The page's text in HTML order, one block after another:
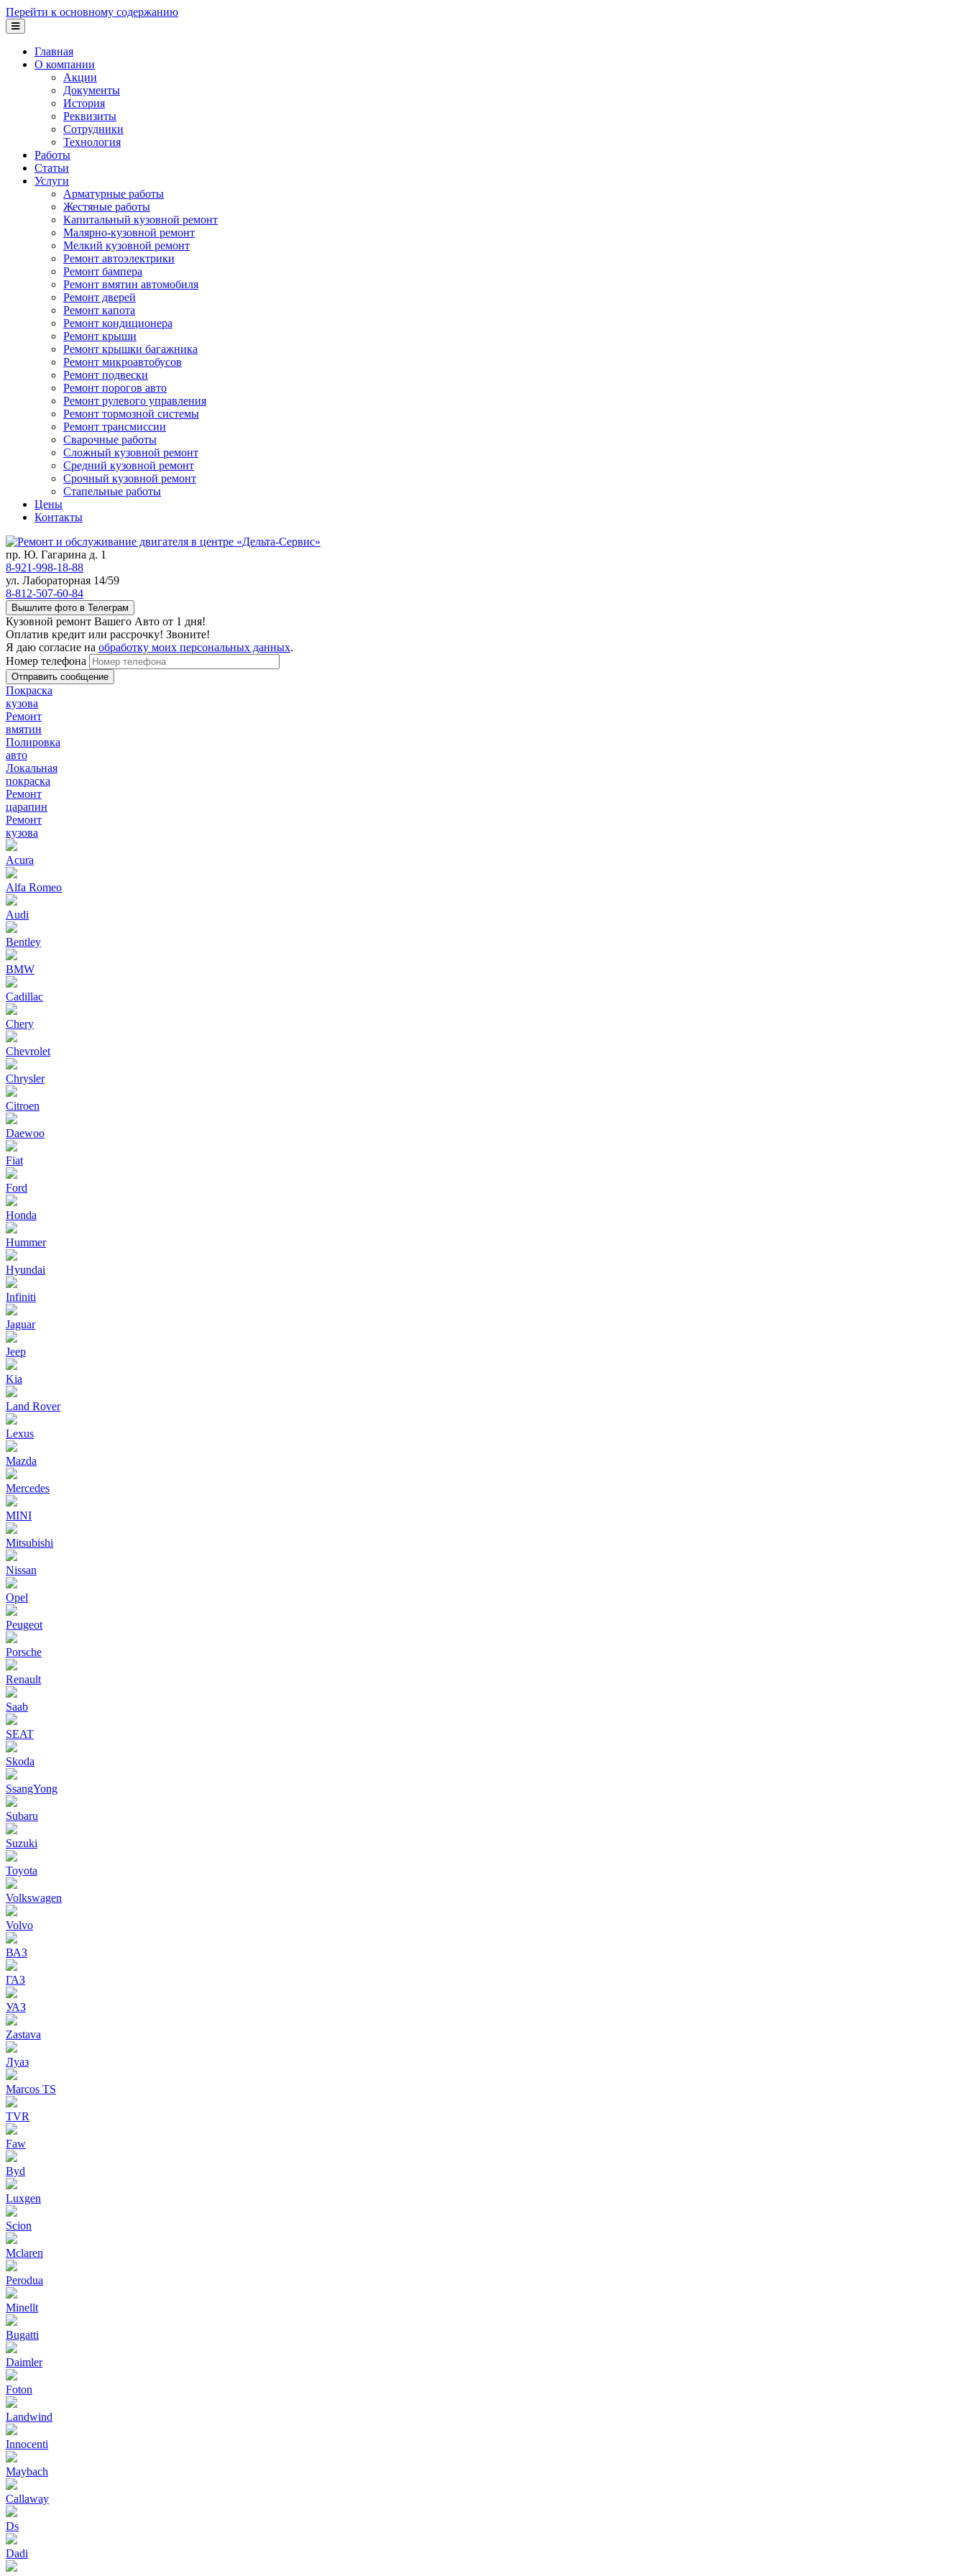
Перейти к основному содержанию
Главная
О компании
Акции
Документы
История
Реквизиты
Сотрудники
Технология
Работы
Статьи
Услуги
Арматурные работы
Жестяные работы
Капитальный кузовной ремонт
Малярно-кузовной ремонт
Мелкий кузовной ремонт
Ремонт автоэлектрики
Ремонт бампера
Ремонт вмятин автомобиля
Ремонт дверей
Ремонт капота
Ремонт кондиционера
Ремонт крыши
Ремонт крышки багажника
Ремонт микроавтобусов
Ремонт подвески
Ремонт порогов авто
Ремонт рулевого управления
Ремонт тормозной системы
Ремонт трансмиссии
Сварочные работы
Сложный кузовной ремонт
Средний кузовной ремонт
Срочный кузовной ремонт
Стапельные работы
Цены
Контакты
пр. Ю. Гагарина д. 1
8-921-998-18-88
ул. Лабораторная 14/59
8-812-507-60-84
Вышлите фото в Телеграм
Кузовной ремонт Вашего Авто от 1 дня!
Оплатив кредит или рассрочку! Звоните!
Я даю согласие на обработку моих персональных данных.
Номер телефона
Покраска
кузова
Ремонт
вмятин
Полировка
авто
Локальная
покраска
Ремонт
царапин
Ремонт
кузова
Acura
Alfa Romeo
Audi
Bentley
BMW
Cadillac
Chery
Chevrolet
Chrysler
Citroen
Daewoo
Fiat
Ford
Honda
Hummer
Hyundai
Infiniti
Jaguar
Jeep
Kia
Land Rover
Lexus
Mazda
Mercedes
MINI
Mitsubishi
Nissan
Opel
Peugeot
Porsche
Renault
Saab
SEAT
Skoda
SsangYong
Subaru
Suzuki
Toyota
Volkswagen
Volvo
ВАЗ
ГАЗ
УАЗ
Zastava
Луаз
Marcos TS
TVR
Faw
Byd
Luxgen
Scion
Mclaren
Perodua
Minellt
Bugatti
Daimler
Foton
Landwind
Innocenti
Maybach
Callaway
Ds
Dadi